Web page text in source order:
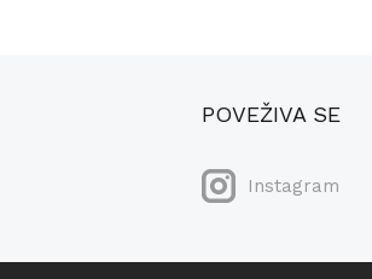
POVEŽIVA SE
Instagram